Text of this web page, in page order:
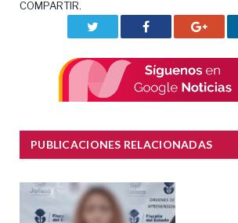
COMPARTIR.
Facebook
PUBLICACIONES RELACIONADAS